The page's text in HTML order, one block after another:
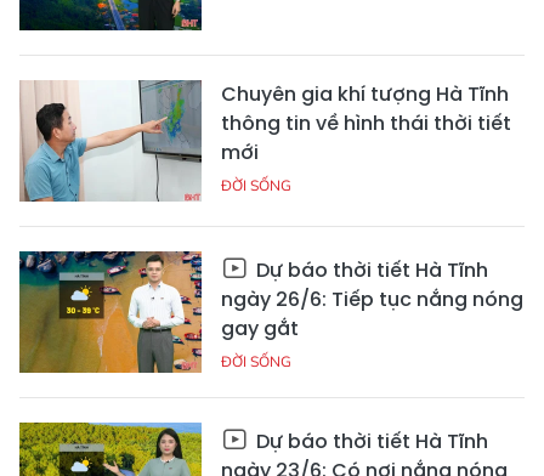
Chuyên gia khí tượng Hà Tĩnh
thông tin về hình thái thời tiết
mới
ĐỜI SỐNG
Dự báo thời tiết Hà Tĩnh
ngày 26/6: Tiếp tục nắng nóng
gay gắt
ĐỜI SỐNG
Dự báo thời tiết Hà Tĩnh